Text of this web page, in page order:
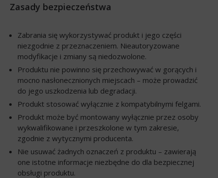
Zasady bezpieczeństwa
Zabrania się wykorzystywać produkt i jego części
niezgodnie z przeznaczeniem. Nieautoryzowane
modyfikacje i zmiany są niedozwolone.
Produktu nie powinno się przechowywać w gorących i
mocno nasłonecznionych miejscach – może prowadzić
do jego uszkodzenia lub degradacji.
Produkt stosować wyłącznie z kompatybilnymi felgami.
Produkt może być montowany wyłącznie przez osoby
wykwalifikowane i przeszkolone w tym zakresie,
zgodnie z wytycznymi producenta.
Nie usuwać żadnych oznaczeń z produktu – zawierają
one istotne informacje niezbędne do dla bezpiecznej
obsługi produktu.